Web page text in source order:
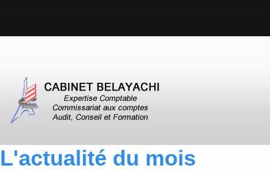
L'actualité du mois